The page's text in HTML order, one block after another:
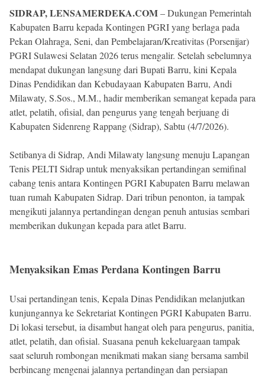
SIDRAP, LENSAMERDEKA.COM– Dukungan Pemerintah
Kabupaten Barru kepada Kontingen PGRI yang berlaga pada
Pekan Olahraga, Seni, dan Pembelajaran/Kreativitas (Porsenijar)
PGRI Sulawesi Selatan 2026 terus mengalir. Setelah sebelumnya
mendapat dukungan langsung dari Bupati Barru, kini Kepala
Dinas Pendidikan dan Kebudayaan Kabupaten Barru, Andi
Milawaty, S.Sos., M.M., hadir memberikan semangat kepada para
atlet, pelatih, ofisial, dan pengurus yang tengah berjuang di
Kabupaten Sidenreng Rappang (Sidrap), Sabtu (4/7/2026).
Setibanya di Sidrap, Andi Milawaty langsung menuju Lapangan
Tenis PELTI Sidrap untuk menyaksikan pertandingan semifinal
cabang tenis antara Kontingen PGRI Kabupaten Barru melawan
tuan rumah Kabupaten Sidrap. Dari tribun penonton, ia tampak
mengikuti jalannya pertandingan dengan penuh antusias sembari
memberikan dukungan kepada para atlet Barru.
Menyaksikan Emas Perdana Kontingen Barru
Usai pertandingan tenis, Kepala Dinas Pendidikan melanjutkan
kunjungannya ke Sekretariat Kontingen PGRI Kabupaten Barru.
Di lokasi tersebut, ia disambut hangat oleh para pengurus, panitia,
atlet, pelatih, dan ofisial. Suasana penuh kekeluargaan tampak
saat seluruh rombongan menikmati makan siang bersama sambil
berbincang mengenai jalannya pertandingan dan persiapan